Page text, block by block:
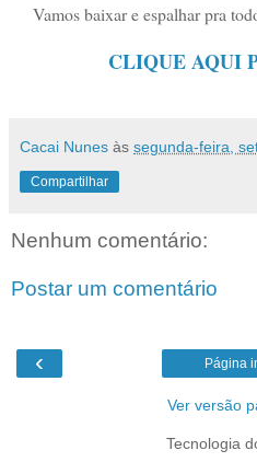
Vamos baixar e espalhar pra
CLIQUE AQUI
Cacai Nunes às segunda-feira,
Compartilhar
Nenhum comentário:
Postar um comentário
‹ Página
Ver versão
Tecnologia